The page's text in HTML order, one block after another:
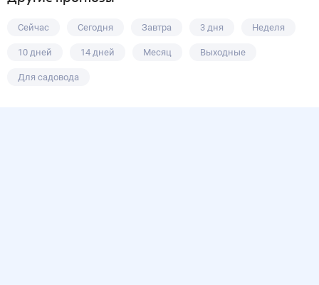
Сейчас Сегодня Завтра 3 дня Неделя
10 дней 14 дней Месяц Выходные
Для садовода